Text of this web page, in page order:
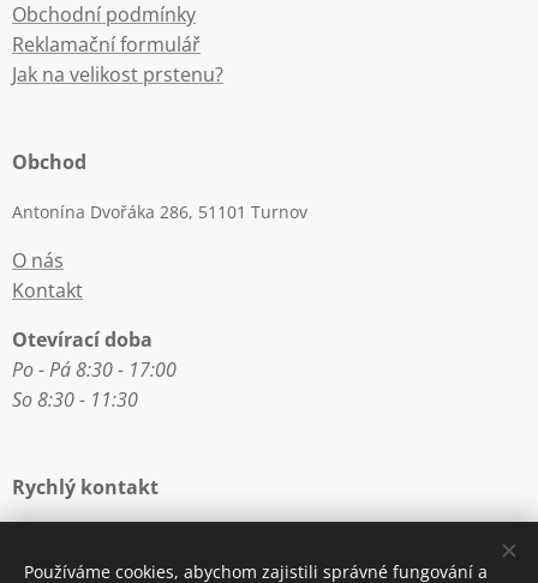
Obchodní podmínky
Reklamační formulář
Jak na velikost prstenu?
Obchod
Antonína Dvořáka 286, 51101 Turnov
O nás
Kontakt
Otevírací doba
Po - Pá 8:30 - 17:00
So 8:30 - 11:30
Rychlý kontakt
Telefon: +420 777 200 250
Používáme cookies, abychom zajistili správné fungování a